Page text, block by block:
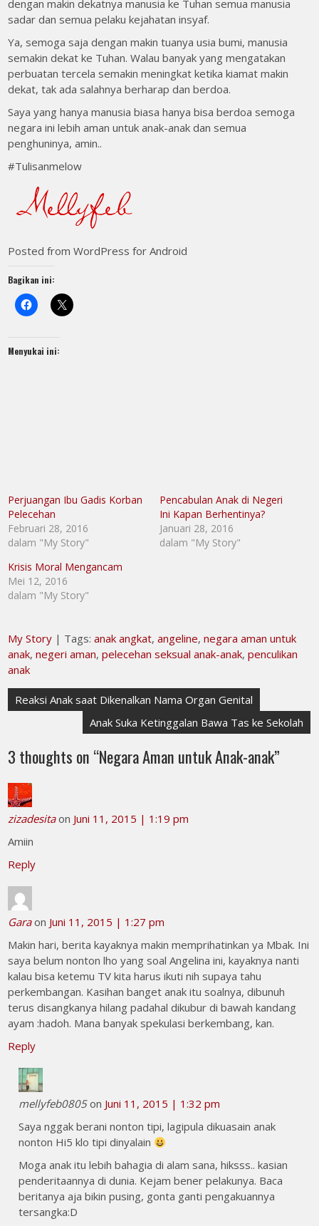
dengan makin dekatnya manusia ke Tuhan semua manusia
sadar dan semua pelaku kejahatan insyaf.
Ya, semoga saja dengan makin tuanya usia bumi, manusia
semakin dekat ke Tuhan. Walau banyak yang mengatakan
perbuatan tercela semakin meningkat ketika kiamat makin
dekat, tak ada salahnya berharap dan berdoa.
Saya yang hanya manusia biasa hanya bisa berdoa semoga
negara ini lebih aman untuk anak-anak dan semua
penghuninya, amin..
#Tulisanmelow
Posted from WordPress for Android
Bagikan ini:
Menyukai ini:
Perjuangan Ibu Gadis Korban
Pelecehan
Februari 28, 2016
dalam "My Story"
Pencabulan Anak di Negeri
Ini Kapan Berhentinya?
Januari 28, 2016
dalam "My Story"
Krisis Moral Mengancam
Mei 12, 2016
dalam "My Story"
My Story | Tags:anak angkat,angeline,negara aman untuk
anak,negeri aman,pelecehan seksual anak-anak,penculikan
anak
Navigasi
Reaksi Anak saat Dikenalkan Nama Organ Genital
Anak Suka Ketinggalan Bawa Tas ke Sekolah
3 thoughts on “Negara Aman untuk Anak-anak”
zizadesitaon Juni 11, 2015 | 1:19 pm
Amiin
Reply
Garaon Juni 11, 2015 | 1:27 pm
Makin hari, berita kayaknya makin memprihatinkan ya Mbak. Ini
saya belum nonton lho yang soal Angelina ini, kayaknya nanti
kalau bisa ketemu TV kita harus ikuti nih supaya tahu
perkembangan. Kasihan banget anak itu soalnya, dibunuh
terus disangkanya hilang padahal dikubur di bawah kandang
ayam :hadoh. Mana banyak spekulasi berkembang, kan.
Reply
mellyfeb0805on Juni 11, 2015 | 1:32 pm
Saya nggak berani nonton tipi, lagipula dikuasain anak
nonton Hi5 klo tipi dinyalain
Moga anak itu lebih bahagia di alam sana, hiksss.. kasian
penderitaannya di dunia. Kejam bener pelakunya. Baca
beritanya aja bikin pusing, gonta ganti pengakuannya
tersangka:D